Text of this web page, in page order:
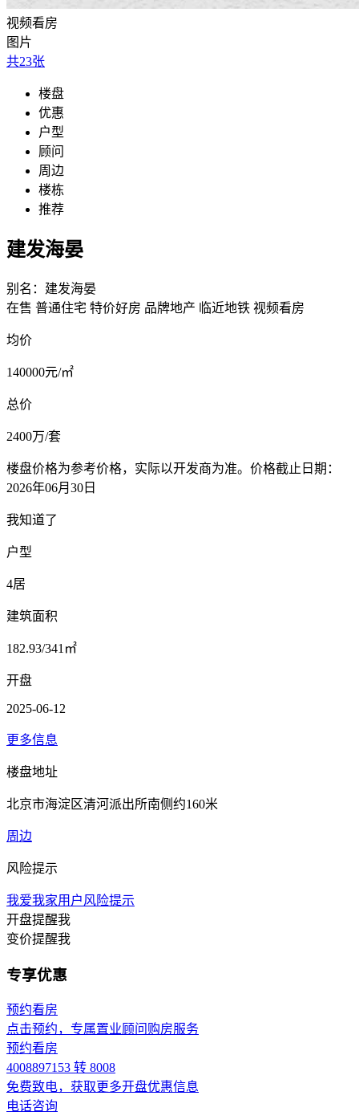
视频看房
图片
共23张
楼盘
优惠
户型
顾问
周边
楼栋
推荐
建发海晏
别名：建发海晏
在售 普通住宅 特价好房 品牌地产 临近地铁 视频看房
均价
140000元/㎡
总价
2400万/套
楼盘价格为参考价格，实际以开发商为准。价格截止日期：
2026年06月30日
我知道了
户型
4居
建筑面积
182.93/341㎡
开盘
2025-06-12
更多信息
楼盘地址
北京市海淀区清河派出所南侧约160米
周边
风险提示
我爱我家用户风险提示
开盘提醒我
变价提醒我
专享优惠
预约看房
点击预约，专属置业顾问购房服务
预约看房
4008897153 转 8008
免费致电，获取更多开盘优惠信息
电话咨询